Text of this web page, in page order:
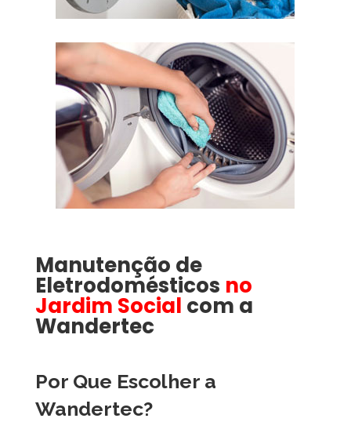
Manutenção de
Eletrodomésticos no
Jardim Social com a
Wandertec
Por Que Escolher a
Wandertec?